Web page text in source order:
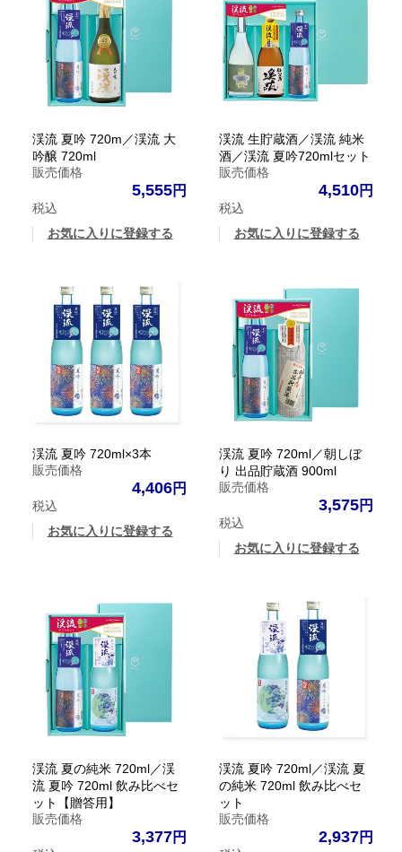
渓流 夏吟 720m／渓流 大
吟醸 720ml
販売価格
5,555
税込
お気に入りに登録する
渓流 生貯蔵酒／渓流 純米
酒／渓流 夏吟720mlセット
販売価格
4,510
税込
お気に入りに登録する
渓流 夏吟 720ml×3本
販売価格
4,406
税込
お気に入りに登録する
渓流 夏吟 720ml／朝しぼ
り 出品貯蔵酒 900ml
販売価格
3,575
税込
お気に入りに登録する
渓流 夏の純米 720ml／渓
流 夏吟 720ml 飲み比べセ
ット【贈答用】
販売価格
3,377
渓流 夏吟 720ml／渓流 夏
の純米 720ml 飲み比べセ
ット
販売価格
2,937